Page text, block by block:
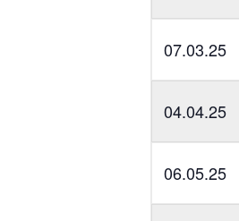
07.03.25
04.04.25
06.05.25